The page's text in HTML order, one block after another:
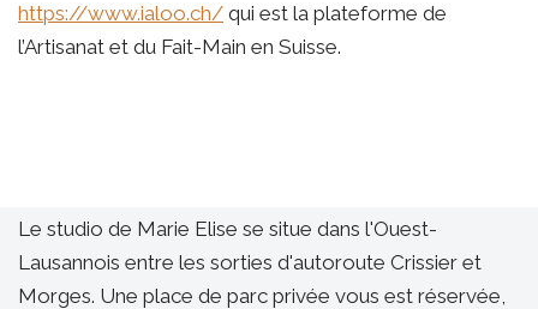
https://www.ialoo.ch/ qui est la plateforme de
l’Artisanat et du Fait-Main en Suisse.
Le studio de Marie Elise se situe dans l'Ouest-
Lausannois entre les sorties d'autoroute Crissier et
Morges. Une place de parc privée vous est réservée,